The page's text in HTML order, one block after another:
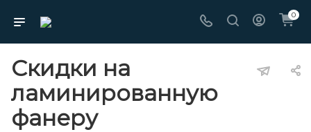
0
Скидки на
ламинированную
фанеру